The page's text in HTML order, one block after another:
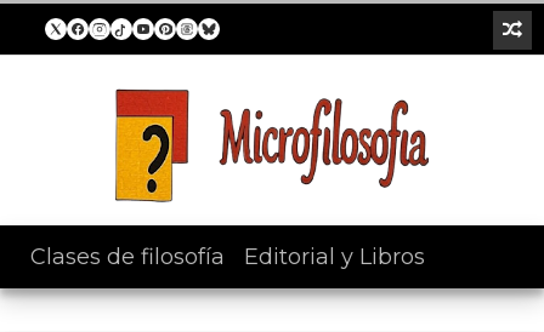
Clases de filosofía Editorial y Libros